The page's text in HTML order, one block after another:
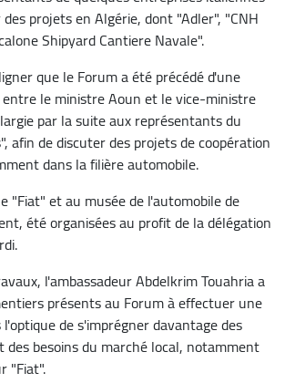
projets en Algérie, dont "Adler", "CNH
Shipyard Cantiere Navale".
que le Forum a été précédé d'une
le ministre Aoun et le vice-ministre
par la suite aux représentants du
afin de discuter des projets de coopération
dans la filière automobile.
"Fiat" et au musée de l'automobile de
été organisées au profit de la délégation
l'ambassadeur Abdelkrim Touahria a
présents au Forum à effectuer une
de s'imprégner davantage des
besoins du marché local, notamment
"Fiat".